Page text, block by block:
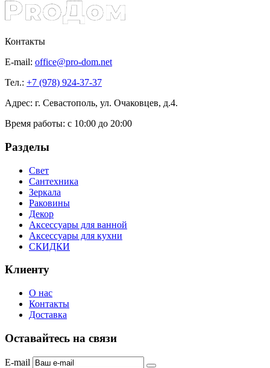
Контакты
E-mail: office@pro-dom.net
Тел.: +7 (978) 924-37-37
Адрес: г. Севастополь, ул. Очаковцев, д.4.
Время работы: с 10:00 до 20:00
Разделы
Свет
Сантехника
Зеркала
Раковины
Декор
Аксессуары для ванной
Аксессуары для кухни
СКИДКИ
Клиенту
О нас
Контакты
Доставка
Оставайтесь на связи
E-mail